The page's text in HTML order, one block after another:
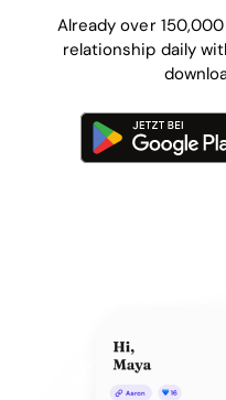
Already over
relationship daily